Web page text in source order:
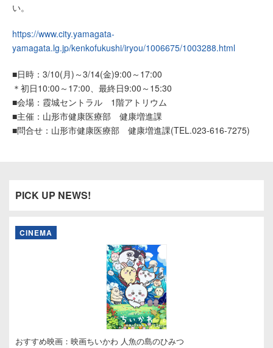
い。
https://www.city.yamagata-
yamagata.lg.jp/kenkofukushi/iryou/1006675/1003288.html
■日時：3/10(月)～3/14(金)9:00～17:00
＊初日10:00～17:00、最終日9:00～15:30
■会場：霞城セントラル 1階アトリウム
■主催：山形市健康医療部 健康増進課
■問合せ：山形市健康医療部 健康増進課(TEL.023-616-7275)
PICK UP NEWS!
CINEMA
おすすめ映画：映画ちいかわ 人魚の島のひみつ